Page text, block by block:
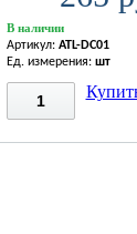
В наличии
Артикул: ATL-DC01
Ед. измерения: шт